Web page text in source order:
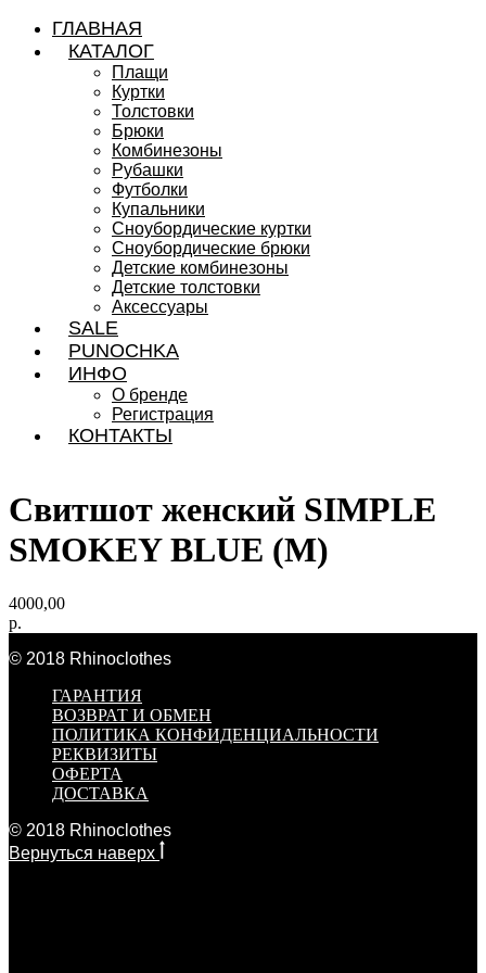
ГЛАВНАЯ
КАТАЛОГ
Плащи
Куртки
Толстовки
Брюки
Комбинезоны
Рубашки
Футболки
Купальники
Сноубордические куртки
Сноубордические брюки
Детские комбинезоны
Детские толстовки
Аксессуары
SALE
PUNOCHKA
ИНФО
О бренде
Регистрация
КОНТАКТЫ
Свитшот женский SIMPLE
SMOKEY BLUE (M)
4000,00
р.
© 2018 Rhinoclothes
ГАРАНТИЯ
ВОЗВРАТ И ОБМЕН
ПОЛИТИКА КОНФИДЕНЦИАЛЬНОСТИ
РЕКВИЗИТЫ
ОФЕРТА
ДОСТАВКА
© 2018 Rhinoclothes
Вернуться наверх